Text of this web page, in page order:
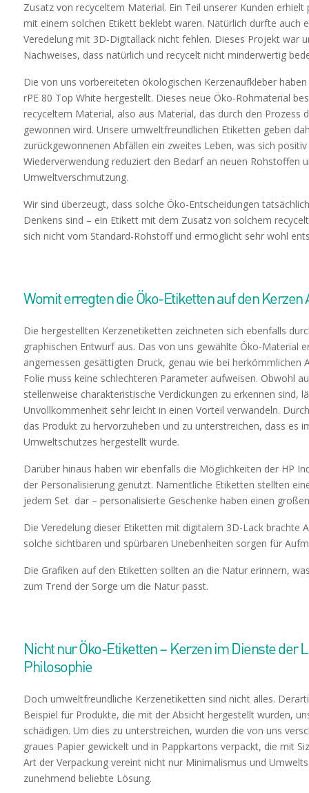
Zusatz von recyceltem Material. Ein Teil unserer Kunden
mit einem solchen Etikett beklebt waren. Natürlich durfte auch
Veredelung mit 3D-Digitallack nicht fehlen. Dieses Projekt war
Nachweises, dass natürlich und recycelt nicht minderwertig
Die von uns vorbereiteten ökologischen Kerzenaufkleber
rPE 80 Top White hergestellt. Dieses neue Öko-Rohmaterial
recyceltem Material, also aus Material, das durch den Prozess
gewonnen wird. Unsere umweltfreundlichen Etiketten geben
zurückgewonnenen Abfällen ein zweites Leben, was sich
Wiederverwendung reduziert den Bedarf an neuen Rohstoffen
Umweltverschmutzung.
Wir sind überzeugt, dass solche Öko-Entscheidungen
Denkens sind – ein Etikett mit dem Zusatz von solchem
sich nicht vom Standard-Rohstoff und ermöglicht sehr wohl
Womit erregten die Öko-Etiketten auf den
Die hergestellten Kerzenetiketten zeichneten sich ebenfalls
graphischen Entwurf aus. Das von uns gewählte Öko-Material
angemessen gesättigten Druck, genau wie bei herkömmlichen
Folie muss keine schlechteren Parameter aufweisen. Obwohl
stellenweise charakteristische Verdickungen zu erkennen sind,
Unvollkommenheit sehr leicht in einen Vorteil verwandeln.
das Produkt zu hervorzuheben und zu unterstreichen, dass es
Umweltschutzes hergestellt wurde.
Darüber hinaus haben wir ebenfalls die Möglichkeiten der HP
der Personalisierung genutzt. Namentliche Etiketten stellten
jedem Set dar – personalisierte Geschenke haben einen
Die Veredelung dieser Etiketten mit digitalem 3D-Lack brachte
solche sichtbaren und spürbaren Unebenheiten sorgen für
Die Grafiken auf den Etiketten sollten an die Natur erinnern,
zum Trend der Sorge um die Natur passt.
Nicht nur Öko-Etiketten – Kerzen im Dienste der
Philosophie
Doch umweltfreundliche Kerzenetiketten sind nicht alles.
Beispiel für Produkte, die mit der Absicht hergestellt wurden,
schädigen. Um dies zu unterstreichen, wurden die von uns
graues Papier gewickelt und in Pappkartons verpackt, die mit
Art der Verpackung vereint nicht nur Minimalismus und
zunehmend beliebte Lösung.